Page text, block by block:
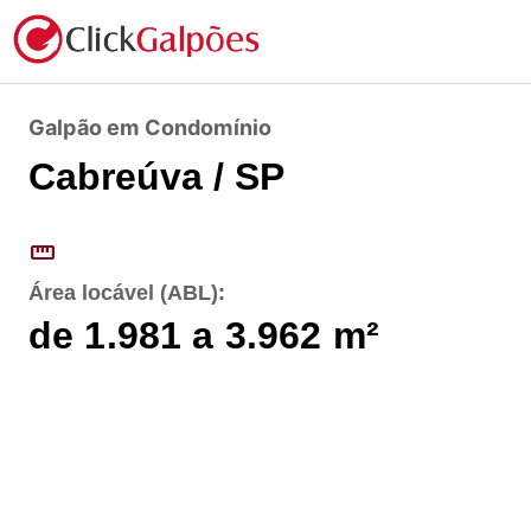
Galpão em Condomínio
Cabreúva / SP
straighten
Área locável (ABL):
de 1.981 a 3.962 m²